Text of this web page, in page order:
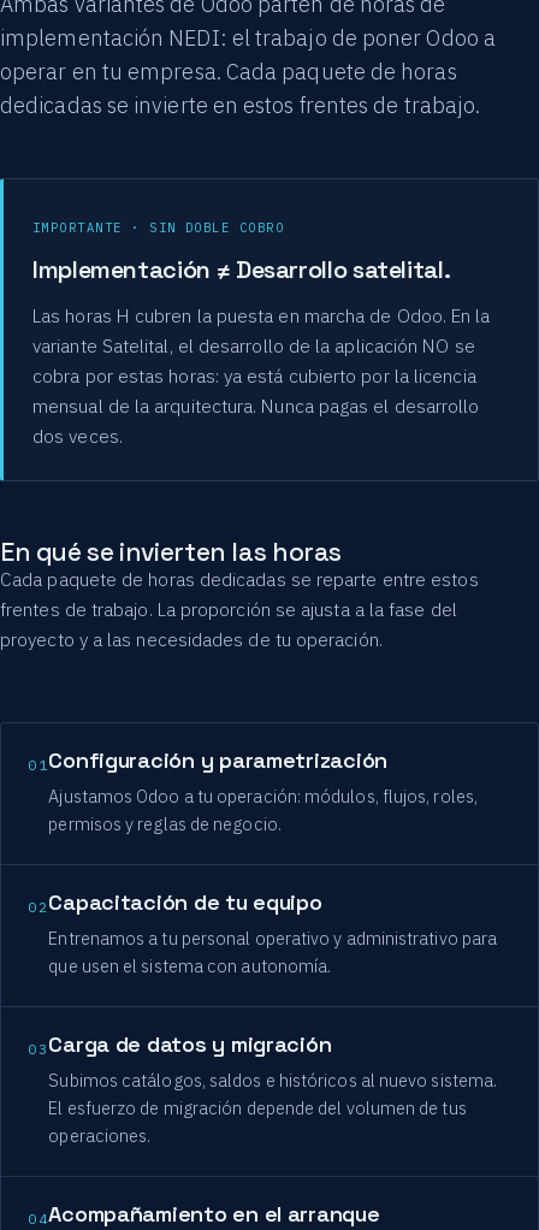
implementación NEDI: el trabajo de poner Odoo a
operar en tu empresa. Cada paquete de horas
dedicadas se invierte en estos frentes de trabajo.
IMPORTANTE · SIN DOBLE COBRO
Implementación ≠ Desarrollo satelital.
Las horas H cubren la puesta en marcha de Odoo. En la
variante Satelital, el desarrollo de la aplicación NO se
cobra por estas horas: ya está cubierto por la licencia
mensual de la arquitectura. Nunca pagas el desarrollo
dos veces.
En qué se invierten las horas
Cada paquete de horas dedicadas se reparte entre estos
frentes de trabajo. La proporción se ajusta a la fase del
proyecto y a las necesidades de tu operación.
01Configuración y parametrización
Ajustamos Odoo a tu operación: módulos, flujos, roles,
permisos y reglas de negocio.
02Capacitación de tu equipo
Entrenamos a tu personal operativo y administrativo para
que usen el sistema con autonomía.
03 Carga de datos y migración
Subimos catálogos, saldos e históricos al nuevo sistema.
El esfuerzo de migración depende del volumen de tus
operaciones.
04Acompañamiento en el arranque